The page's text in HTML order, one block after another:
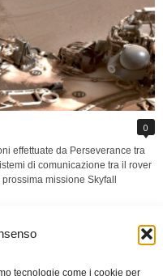
tecnologie come i cookie per
0
effettuate da Perseverance tra
di comunicazione tra il rover
missione Skyfall